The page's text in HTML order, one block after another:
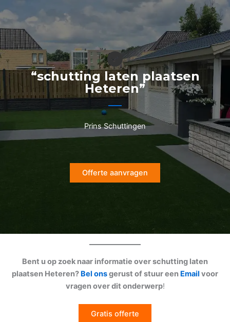
naar
de
inhoud
“schutting laten plaatsen
Heteren”
Prins Schuttingen
Offerte aanvragen
Bent u op zoek naar informatie over schutting laten
plaatsen Heteren? Bel onsgerust of stuur een Email voor
vragen over dit onderwerp!
Gratis offerte